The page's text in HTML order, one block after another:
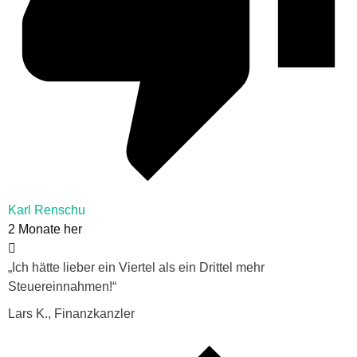
Karl Renschu
2 Monate her
„Ich hätte lieber ein Viertel als ein Drittel mehr
Steuereinnahmen!“
Lars K., Finanzkanzler